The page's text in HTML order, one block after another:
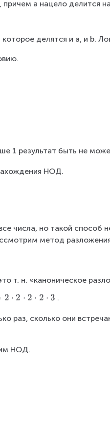
a нацело делится на
делятся и a, и b.
1 результат быть не
НОД.
числа, но такой способ
метод
т. н. «каноническое
2 ⋅ 2 ⋅ 2 ⋅ 2 ⋅ 3 .
раз, сколько они
НОД.